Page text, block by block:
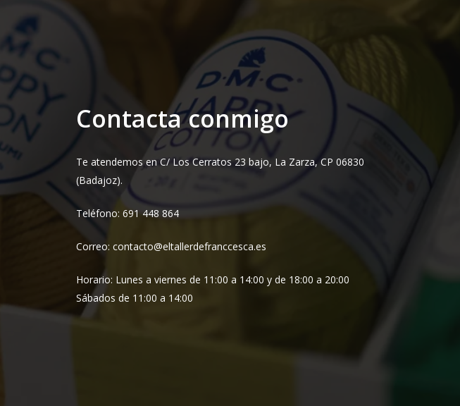
Contacta conmigo
Te atendemos en C/ Los Cerratos 23 bajo, La Zarza, CP 06830
(Badajoz).
Teléfono: 691 448 864
Correo: contacto@eltallerdefranccesca.es
Horario: Lunes a viernes de 11:00 a 14:00 y de 18:00 a 20:00
Sábados de 11:00 a 14:00